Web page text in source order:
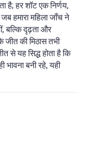
है; हर शॉट एक निर्णय,
हमारा महिला जाँच ने
बल्कि दृढ़ता और
जीत की मिठास तभी
से यह सिद्ध होता है कि
भावना बनी रहे, यही